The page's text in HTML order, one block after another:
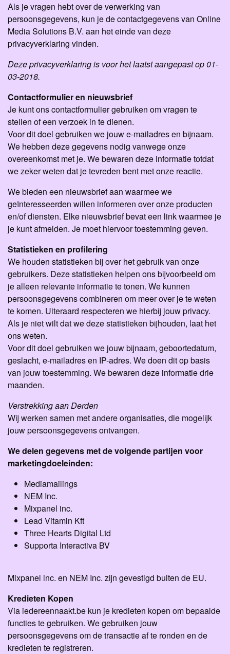
Als je vragen hebt over de verwerking van
persoonsgegevens, kun je de contactgegevens van Online
Media Solutions B.V. aan het einde van deze
privacyverklaring vinden.
Deze privacyverklaring is voor het laatst aangepast op 01-
03-2018.
Contactformulier en nieuwsbrief
Je kunt ons contactformulier gebruiken om vragen te
stellen of een verzoek in te dienen.
Voor dit doel gebruiken we jouw e-mailadres en bijnaam.
We hebben deze gegevens nodig vanwege onze
overeenkomst met je. We bewaren deze informatie totdat
we zeker weten dat je tevreden bent met onze reactie.
We bieden een nieuwsbrief aan waarmee we
geïnteresseerden willen informeren over onze producten
en/of diensten. Elke nieuwsbrief bevat een link waarmee je
je kunt afmelden. Je moet hiervoor toestemming geven.
Statistieken en profilering
We houden statistieken bij over het gebruik van onze
gebruikers. Deze statistieken helpen ons bijvoorbeeld om
je alleen relevante informatie te tonen. We kunnen
persoonsgegevens combineren om meer over je te weten
te komen. Uiteraard respecteren we hierbij jouw privacy.
Als je niet wilt dat we deze statistieken bijhouden, laat het
ons weten.
Voor dit doel gebruiken we jouw bijnaam, geboortedatum,
geslacht, e-mailadres en IP-adres. We doen dit op basis
van jouw toestemming. We bewaren deze informatie drie
maanden.
Verstrekking aan Derden
Wij werken samen met andere organisaties, die mogelijk
jouw persoonsgegevens ontvangen.
We delen gegevens met de volgende partijen voor
marketingdoeleinden:
Mediamailings
NEM Inc.
Mixpanel inc.
Lead Vitamin Kft
Three Hearts Digital Ltd
Supporta Interactiva BV
Mixpanel inc. en NEM Inc. zijn gevestigd buiten de EU.
Kredieten Kopen
Via iedereennaakt.be kun je kredieten kopen om bepaalde
functies te gebruiken. We gebruiken jouw
persoonsgegevens om de transactie af te ronden en de
kredieten te registreren.